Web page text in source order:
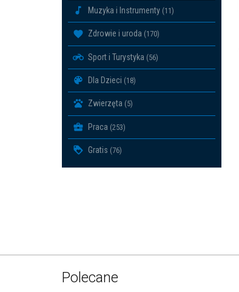
Muzyka i Instrumenty (11)
Zdrowie i uroda (170)
Sport i Turystyka (56)
Dla Dzieci (18)
Zwierzęta (5)
Praca (253)
Gratis (76)
Polecane